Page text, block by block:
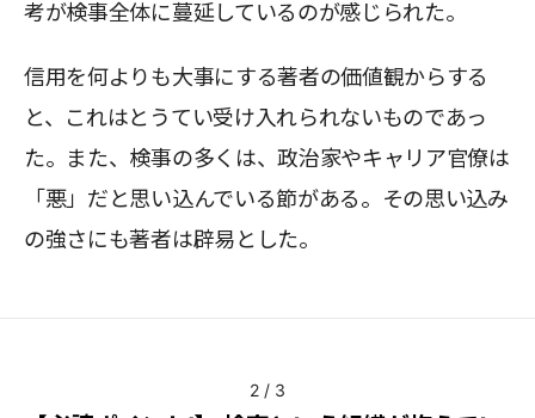
考が検事全体に蔓延しているのが感じられた。
信用を何よりも大事にする著者の価値観からする
と、これはとうてい受け入れられないものであっ
た。また、検事の多くは、政治家やキャリア官僚は
「悪」だと思い込んでいる節がある。その思い込み
の強さにも著者は辟易とした。
2 / 3